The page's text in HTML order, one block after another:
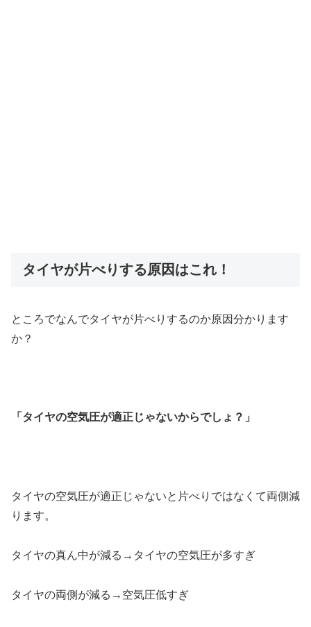
タイヤが片べりする原因はこれ！
ところでなんでタイヤが片べりするのか原因分かります
か？
「タイヤの空気圧が適正じゃないからでしょ？」
タイヤの空気圧が適正じゃないと片べりではなくて両側減
ります。
タイヤの真ん中が減る→タイヤの空気圧が多すぎ
タイヤの両側が減る→空気圧低すぎ